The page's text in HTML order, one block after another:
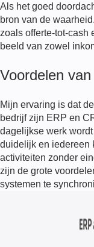
Als het goed
bron van de
zoals offerte-tot-
beeld van zowel
Voordelen
Mijn ervaring is dat
bedrijf zijn ERP en
dagelijkse werk
duidelijk en iedereen
activiteiten zonder
zijn de grote
systemen te